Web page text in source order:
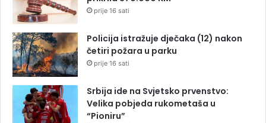
prije 16 sati
Policija istražuje dječaka (12) nakon
četiri požara u parku
prije 16 sati
Srbija ide na Svjetsko prvenstvo:
Velika pobjeda rukometaša u
“Pioniru”